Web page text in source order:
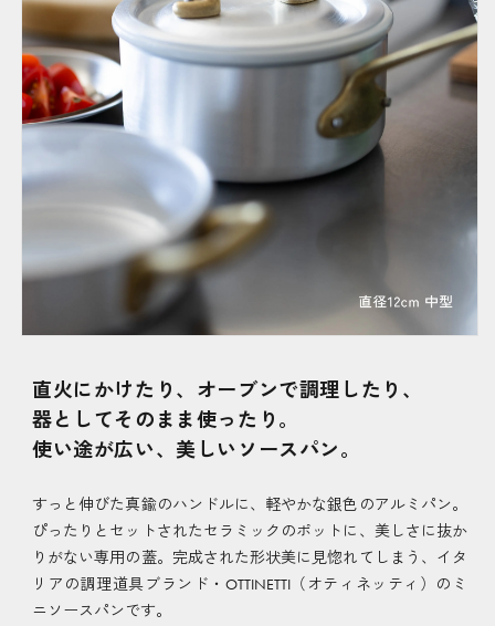
直火にかけたり、オーブンで調理したり、
器としてそのまま使ったり。
使い途が広い、美しいソースパン。
すっと伸びた真鍮のハンドルに、軽やかな銀色のアルミパン。
ぴったりとセットされたセラミックのポットに、美しさに抜か
りがない専用の蓋。完成された形状美に見惚れてしまう、イタ
リアの調理道具ブランド・OTTINETTI（オティネッティ）のミ
ニソースパンです。